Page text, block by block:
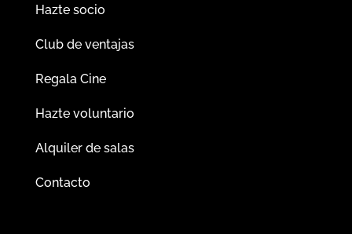
Hazte socio
Club de ventajas
Regala Cine
Hazte voluntario
Alquiler de salas
Contacto